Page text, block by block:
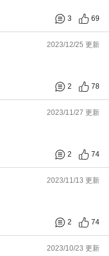
3 69
2023/12/25 更新
2 78
2023/11/27 更新
2 74
2023/11/13 更新
2 74
2023/10/23 更新